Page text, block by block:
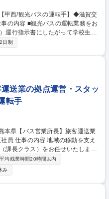
運行指示書にしたがって学校生徒
行等があります。★甲西営業所で
ては、運転手が納得いくまで研修
では安全に対する講習会を開催し
続ける取り組みを強化していま
日制
送業の拠点運営・スタッ
転手
を支え
課長クラス）をお任せいたしま
上・予算の管理、乗務員等の労
ます。 ■営業所・販売
大口顧客との強固な関係構築およ
整備、人事など各部署との円滑な
成、休憩・負荷管理、労務リス
均残業時間20時間以内
み